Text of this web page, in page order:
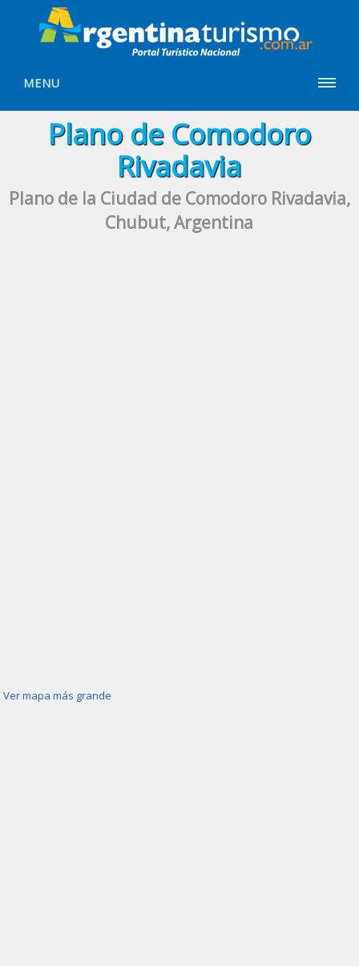
MENU
Plano de Comodoro
Rivadavia
Plano de la Ciudad de Comodoro Rivadavia,
Chubut, Argentina
Ver mapa más grande